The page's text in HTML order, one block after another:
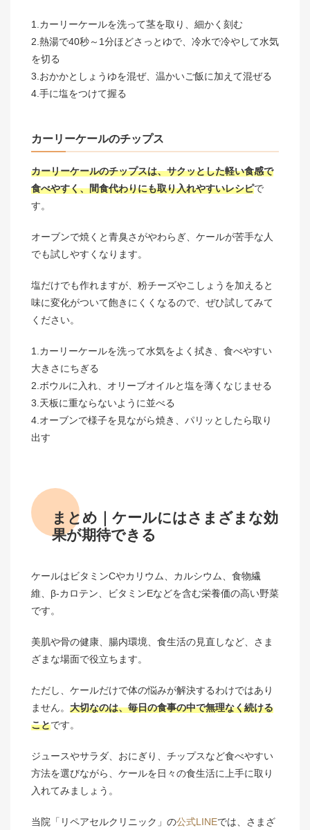
1.カーリーケールを洗って茎を取り、細かく刻む
2.熱湯で40秒～1分ほどさっとゆで、冷水で冷やして水気
を切る
3.おかかとしょうゆを混ぜ、温かいご飯に加えて混ぜる
4.手に塩をつけて握る
カーリーケールのチップス
カーリーケールのチップスは、サクッとした軽い食感で
食べやすく、間食代わりにも取り入れやすいレシピで
す。
オーブンで焼くと青臭さがやわらぎ、ケールが苦手な人
でも試しやすくなります。
塩だけでも作れますが、粉チーズやこしょうを加えると
味に変化がついて飽きにくくなるので、ぜひ試してみて
ください。
1.カーリーケールを洗って水気をよく拭き、食べやすい
大きさにちぎる
2.ボウルに入れ、オリーブオイルと塩を薄くなじませる
3.天板に重ならないように並べる
4.オーブンで様子を見ながら焼き、パリッとしたら取り
出す
まとめ｜ケールにはさまざまな効
果が期待できる
ケールはビタミンCやカリウム、カルシウム、食物繊
維、β-カロテン、ビタミンEなどを含む栄養価の高い野菜
です。
美肌や骨の健康、腸内環境、食生活の見直しなど、さま
ざまな場面で役立ちます。
ただし、ケールだけで体の悩みが解決するわけではあり
ません。 大切なのは、毎日の食事の中で無理なく続ける
ことです。
ジュースやサラダ、おにぎり、チップスなど食べやすい
方法を選びながら、ケールを日々の食生活に上手に取り
入れてみましょう。
当院「リペアセルクリニック」の公式LINEでは、さまざ